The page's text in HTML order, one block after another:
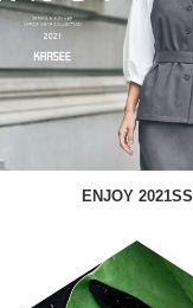
ENJOY 2021SS